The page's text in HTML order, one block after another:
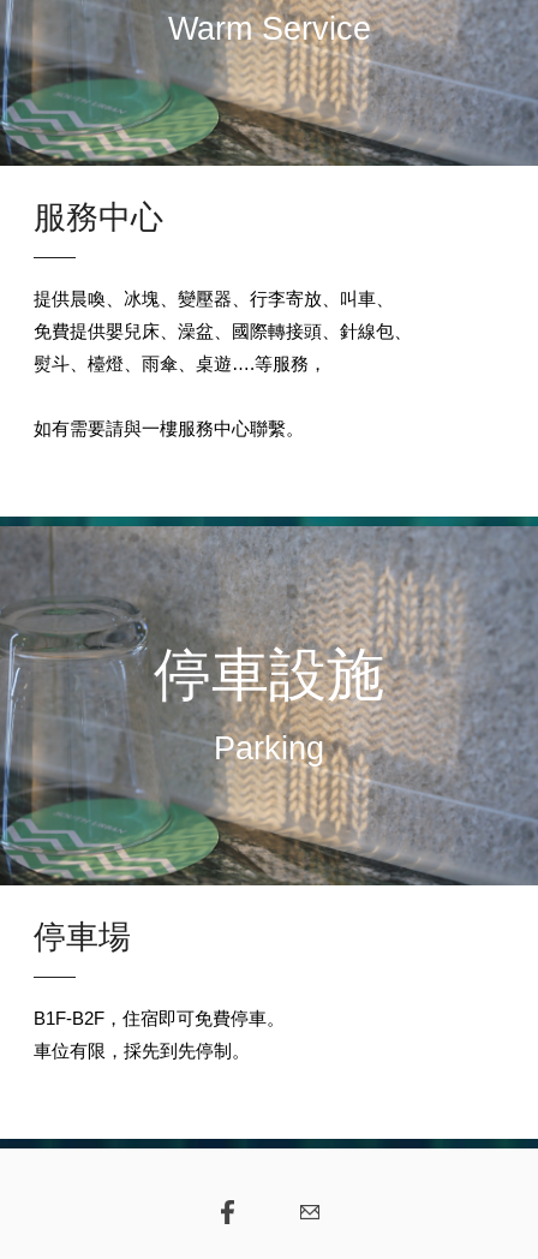
Warm Service
服務中心
提供晨喚、冰塊、變壓器、行李寄放、叫車、
免費提供嬰兒床、澡盆、國際轉接頭、針線包、
熨斗、檯燈、雨傘、桌遊….等服務，
如有需要請與一樓服務中心聯繫。
停車設施
Parking
停車場
B1F-B2F，住宿即可免費停車。
車位有限，採先到先停制。